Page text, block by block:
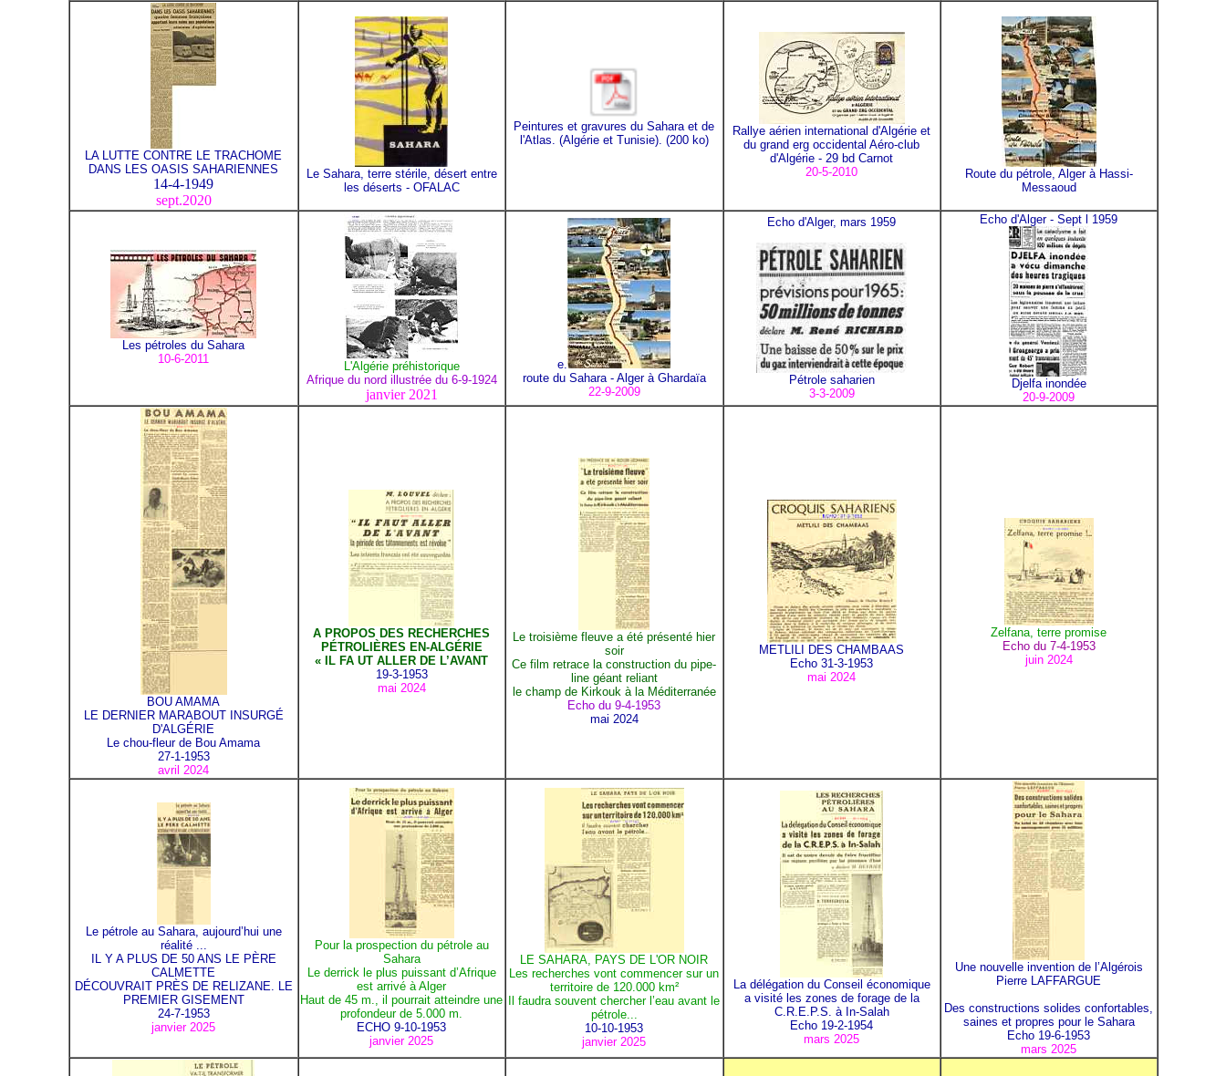
LA LUTTE CONTRE LE TRACHOME
DANS LES OASIS SAHARIENNES
14-4-1949
sept.2020
Le Sahara, terre stérile, désert entre
les déserts - OFALAC
Peintures et gravures du Sahara et de
l'Atlas. (Algérie et Tunisie). (200 ko)
Rallye aérien international d'Algérie et
du grand erg occidental Aéro-club
d'Algérie - 29 bd Carnot
20-5-2010
Route du pétrole, Alger à Hassi-
Messaoud
Les pétroles du Sahara
10-6-2011
L'Algérie préhistorique
Afrique du nord illustrée du 6-9-1924
janvier 2021
e.
route du Sahara - Alger à Ghardaïa
22-9-2009
Echo d'Alger, mars 1959
Pétrole saharien
3-3-2009
Echo d'Alger - Sept l 1959
Djelfa inondée
20-9-2009
BOU AMAMA
LE DERNIER MARABOUT INSURGÉ
D'ALGÉRIE
Le chou-fleur de Bou Amama
27-1-1953
avril 2024
A PROPOS DES RECHERCHES
PÉTROLIÈRES EN-ALGÉRIE
« IL FA UT ALLER DE L’AVANT
19-3-1953
mai 2024
Le troisième fleuve a été présenté hier
soir
Ce film retrace la construction du pipe-
line géant reliant
le champ de Kirkouk à la Méditerranée
Echo du 9-4-1953
mai 2024
METLILI DES CHAMBAAS
Echo 31-3-1953
mai 2024
Zelfana, terre promise
Echo du 7-4-1953
juin 2024
Le pétrole au Sahara, aujourd’hui une
réalité ...
IL Y A PLUS DE 50 ANS LE PÈRE
CALMETTE
DÉCOUVRAIT PRÈS DE RELIZANE. LE
PREMIER GISEMENT
24-7-1953
janvier 2025
Pour la prospection du pétrole au
Sahara
Le derrick le plus puissant d’Afrique
est arrivé à Alger
Haut de 45 m., il pourrait atteindre une
profondeur de 5.000 m.
ECHO 9-10-1953
janvier 2025
LE SAHARA, PAYS DE L'OR NOIR
Les recherches vont commencer sur un
territoire de 120.000 km²
Il faudra souvent chercher l’eau avant le
pétrole...
10-10-1953
janvier 2025
La délégation du Conseil économique
a visité les zones de forage de la
C.R.E.P.S. à In-Salah
Echo 19-2-1954
mars 2025
Une nouvelle invention de l’Algérois
Pierre LAFFARGUE
Des constructions solides confortables,
saines et propres pour le Sahara
Echo 19-6-1953
mars 2025